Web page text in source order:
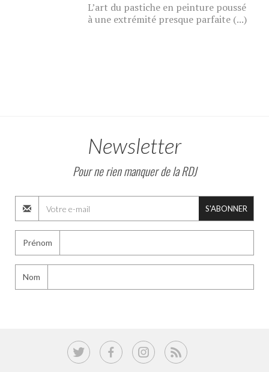
L’art du pastiche en peinture poussé
à une extrémité presque parfaite (...)
Newsletter
Pour ne rien manquer de la RDJ
S'ABONNER
Prénom
Nom